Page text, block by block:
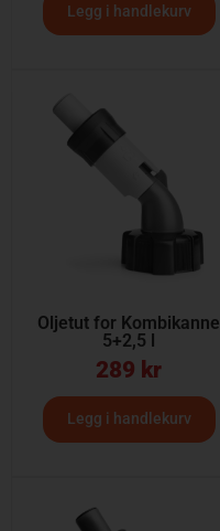
Legg i handlekurv
Oljetut for Kombikanne
5+2,5 l
289 kr
Legg i handlekurv